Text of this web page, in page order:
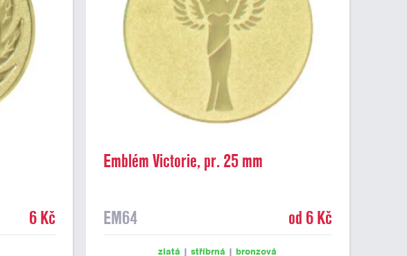
6 Kč
Emblém Victorie, pr. 25 mm
EM64 od 6 Kč
zlatá |stříbrná | bronzová